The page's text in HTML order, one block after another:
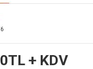
+ KDV